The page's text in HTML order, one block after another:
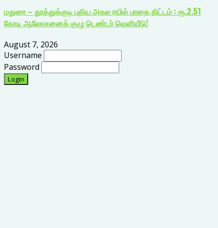
மதுரை – தூத்துக்குடி புதிய அகல ரயில் பாதை திட்டம் : ரூ.2.51
கோடி ஆலோசனைக் குழு டெண்டர் வெளியீடு!
August 7, 2026
Username
Password